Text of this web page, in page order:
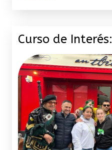
Curso de Interés: